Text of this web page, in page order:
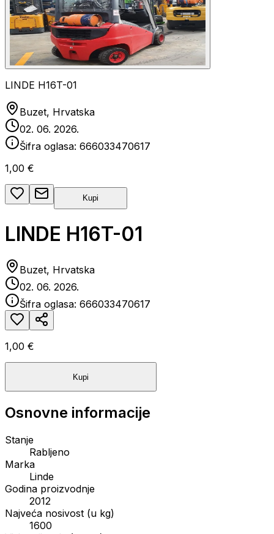
LINDE H16T-01
Buzet, Hrvatska
02. 06. 2026.
Šifra oglasa: 666033470617
1,00 €
Kupi
LINDE H16T-01
Buzet, Hrvatska
02. 06. 2026.
Šifra oglasa: 666033470617
1,00 €
Kupi
Osnovne informacije
Stanje
Rabljeno
Marka
Linde
Godina proizvodnje
2012
Najveća nosivost (u kg)
1600